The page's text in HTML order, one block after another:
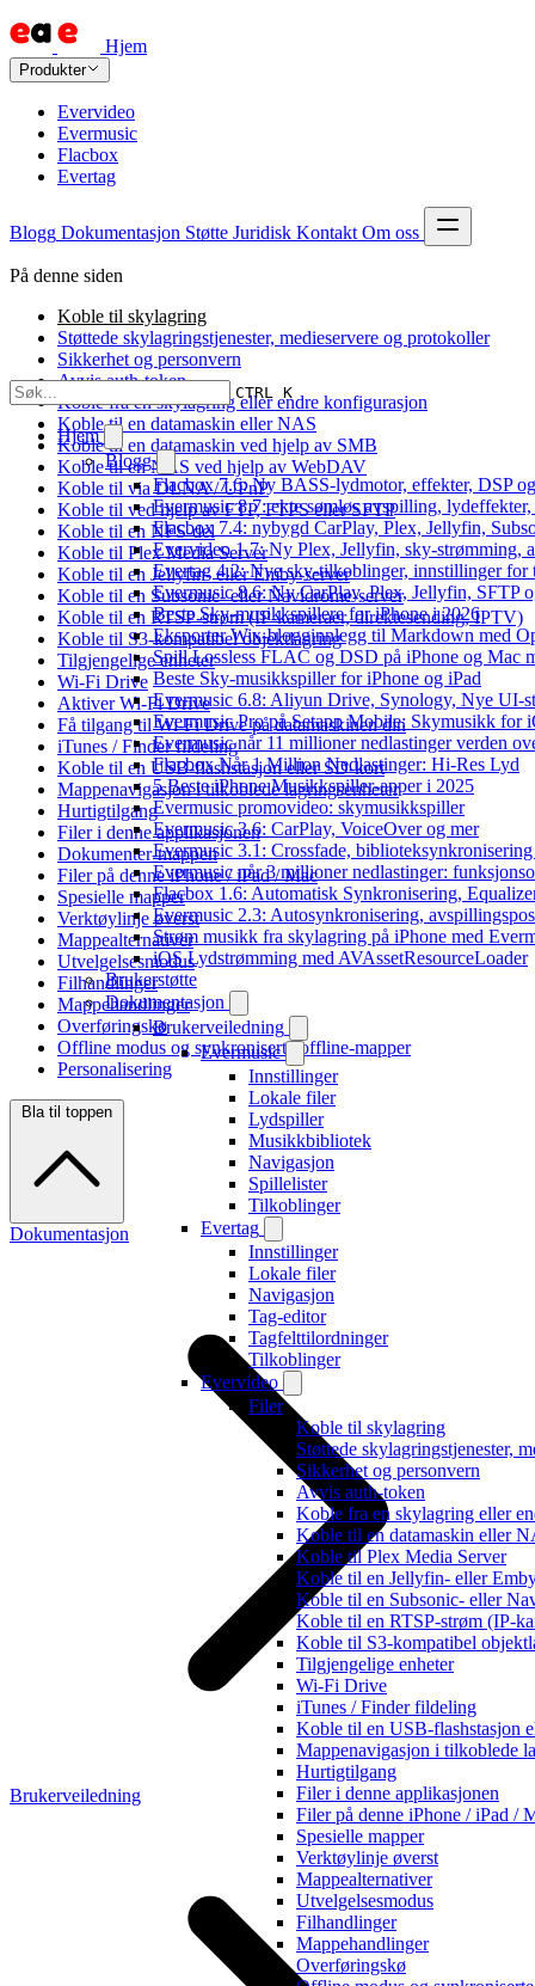
Hjem
Produkter
Evervideo
Evermusic
Flacbox
Evertag
Blogg Dokumentasjon Støtte Juridisk Kontakt Om oss
CTRL K
Hjem
Blogg
Flacbox 7.6: Ny BASS-lydmotor, effekter, DSP
Evermusic 8.7: ekte sømløs avspilling,
Flacbox 7.4: nybygd CarPlay, Plex, Jellyfin,
Evervideo 1.7: Ny Plex, Jellyfin, sky-strømming,
Evertag 4.2: Nye sky-tilkoblinger, innstillinger for
Evermusic 8.6: Ny CarPlay, Plex, Jellyfin, SFTP
Beste Sky-musikkspillere for iPhone i 2026
Eksporter Wix-blogginnlegg til Markdown med
Spill Lossless FLAC og DSD på iPhone og Mac
Beste Sky-musikkspiller for iPhone og iPad
Evermusic 6.8: Aliyun Drive, Synology, Nye UI-
Evermusic Pro på Setapp Mobile: Skymusikk for
Evermusic når 11 millioner nedlastinger verden
Flacbox Når 1 Million Nedlastinger: Hi-Res Lyd
5 Beste iPhone Musikkspiller-apper i 2025
Evermusic promovideo: skymusikkspiller
Evermusic 3.6: CarPlay, VoiceOver og mer
Evermusic 3.1: Crossfade,
Evermusic når 3 millioner nedlastinger:
Flacbox 1.6: Automatisk Synkronisering,
Evermusic 2.3: Autosynkronisering,
Strøm musikk fra skylagring på iPhone med
iOS Lydstrømming med AVAssetResourceLoader
Brukerstøtte
Dokumentasjon
Brukerveiledning
Evermusic
Innstillinger
Lokale filer
Lydspiller
Musikkbibliotek
Navigasjon
Spillelister
Tilkoblinger
Evertag
Innstillinger
Lokale filer
Navigasjon
Tag-editor
Tagfelttilordninger
Tilkoblinger
Evervideo
Filer
Koble til skylagring
Støttede skylagringstjenester,
Sikkerhet og personvern
Avvis auth-token
Koble fra en skylagring eller
Koble til en datamaskin eller
Koble til Plex Media Server
Koble til en Jellyfin- eller
Koble til en Subsonic- eller
Koble til en RTSP-strøm (IP-
Koble til S3-kompatibel
Tilgjengelige enheter
Wi-Fi Drive
iTunes / Finder fildeling
Koble til en USB-flashstasjon
Mappenavigasjon i tilkoblede
Hurtigtilgang
Filer i denne applikasjonen
Filer på denne iPhone / iPad /
Spesielle mapper
Verktøylinje øverst
Mappealternativer
Utvelgelsesmodus
Filhandlinger
Mappehandlinger
Overføringskø
På denne siden
Koble til skylagring
Støttede skylagringstjenester, medieservere og protokoller
Sikkerhet og personvern
Avvis auth-token
Koble fra en skylagring eller endre konfigurasjon
Koble til en datamaskin eller NAS
Koble til en datamaskin ved hjelp av SMB
Koble til en NAS ved hjelp av WebDAV
Koble til via DLNA / UPnP
Koble til ved hjelp av FTP, FTPS eller SFTP
Koble til en NFS-del
Koble til Plex Media Server
Koble til en Jellyfin- eller Emby-server
Koble til en Subsonic- eller Navidrome-server
Koble til en RTSP-strøm (IP-kameraer, direktesending, IPTV)
Koble til S3-kompatibel objektlagring
Tilgjengelige enheter
Wi-Fi Drive
Aktiver Wi-Fi Drive
Få tilgang til Wi-Fi Drive på datamaskinen din
iTunes / Finder fildeling
Koble til en USB-flashstasjon eller SD-kort
Mappenavigasjon i tilkoblede lagringsenheter
Hurtigtilgang
Filer i denne applikasjonen
Dokumenter-mappen
Filer på denne iPhone / iPad / Mac
Spesielle mapper
Verktøylinje øverst
Mappealternativer
Utvelgelsesmodus
Filhandlinger
Mappehandlinger
Overføringskø
Offline modus og synkroniserte offline-mapper
Personalisering
Bla til toppen
Dokumentasjon
Brukerveiledning